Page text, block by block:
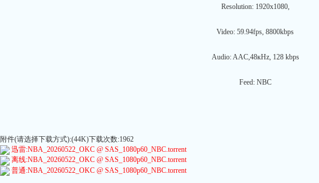
Resolution: 1920x1080,
Video: 59.94fps, 8800kbps
Audio: AAC,48кHz, 128 kbps
Feed: NBC
附件(请选择下载方式):(44K)下载次数:1962
迅雷:NBA_20260522_OKC @ SAS_1080p60_NBC.torrent
离线:NBA_20260522_OKC @ SAS_1080p60_NBC.torrent
普通:NBA_20260522_OKC @ SAS_1080p60_NBC.torrent